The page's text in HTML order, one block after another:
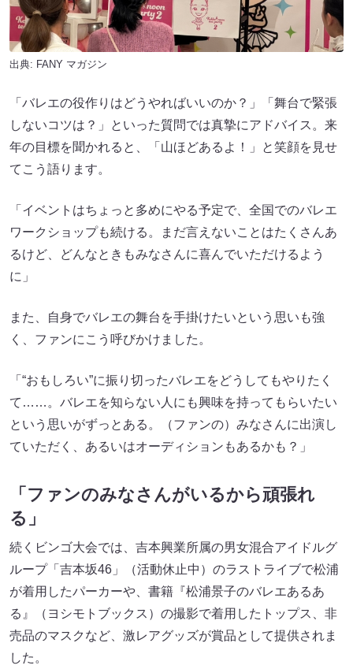
出典: FANY マガジン
「バレエの役作りはどうやればいいのか？」「舞台で緊張
しないコツは？」といった質問では真摯にアドバイス。来
年の目標を聞かれると、「山ほどあるよ！」と笑顔を見せ
てこう語ります。
「イベントはちょっと多めにやる予定で、全国でのバレエ
ワークショップも続ける。まだ言えないことはたくさんあ
るけど、どんなときもみなさんに喜んでいただけるよう
に」
また、自身でバレエの舞台を手掛けたいという思いも強
く、ファンにこう呼びかけました。
「“おもしろい”に振り切ったバレエをどうしてもやりたく
て……。バレエを知らない人にも興味を持ってもらいたい
という思いがずっとある。（ファンの）みなさんに出演し
ていただく、あるいはオーディションもあるかも？」
「ファンのみなさんがいるから頑張れ
る」
続くビンゴ大会では、吉本興業所属の男女混合アイドルグ
ループ「吉本坂46」（活動休止中）のラストライブで松浦
が着用したパーカーや、書籍『松浦景子のバレエあるあ
る』（ヨシモトブックス）の撮影で着用したトップス、非
売品のマスクなど、激レアグッズが賞品として提供されま
した。